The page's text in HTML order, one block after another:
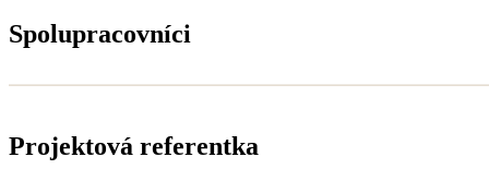
Spolupracovníci
Projektová referentka